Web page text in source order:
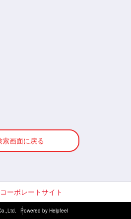
索画面に戻る
ーポレートサイト
Powered by Helpfeel